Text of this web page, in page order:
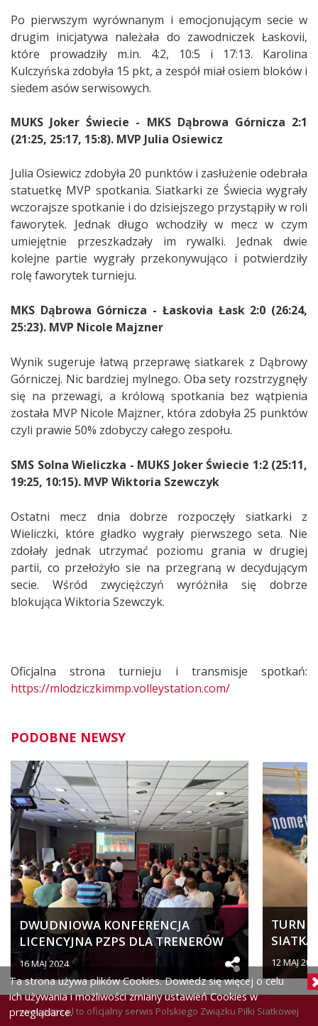
Ta strona używa plików Cookies. Dowiedz się więcej o celu
ich używania i możliwości zmiany ustawień Cookies w
przeglądarce.
Po pierwszym wyrównanym i emocjonującym secie w
drugim inicjatywa należała do zawodniczek Łaskovii,
które prowadziły m.in. 4:2, 10:5 i 17:13. Karolina
Kulczyńska zdobyła 15 pkt, a zespół miał osiem bloków i
siedem asów serwisowych.
MUKS Joker Świecie - MKS Dąbrowa Górnicza 2:1
(21:25, 25:17, 15:8). MVP Julia Osiewicz
Julia Osiewicz zdobyła 20 punktów i zasłużenie odebrała
statuetkę MVP spotkania. Siatkarki ze Świecia wygrały
wczorajsze spotkanie i do dzisiejszego przystąpiły w roli
faworytek. Jednak długo wchodziły w mecz w czym
umiejętnie przeszkadzały im rywalki. Jednak dwie
kolejne partie wygrały przekonywująco i potwierdziły
rolę faworytek turnieju.
MKS Dąbrowa Górnicza - Łaskovia Łask 2:0 (26:24,
25:23). MVP Nicole Majzner
Wynik sugeruje łatwą przeprawę siatkarek z Dąbrowy
Górniczej. Nic bardziej mylnego. Oba sety rozstrzygnęły
się na przewagi, a królową spotkania bez wątpienia
została MVP Nicole Majzner, która zdobyła 25 punktów
czyli prawie 50% zdobyczy całego zespołu.
SMS Solna Wieliczka - MUKS Joker Świecie 1:2 (25:11,
19:25, 10:15). MVP Wiktoria Szewczyk
Ostatni mecz dnia dobrze rozpoczęły siatkarki z
Wieliczki, które gładko wygrały pierwszego seta. Nie
zdołały jednak utrzymać poziomu grania w drugiej
partii, co przełożyło sie na przegraną w decydującym
secie. Wśród zwyciężczyń wyróżniła się dobrze
blokująca Wiktoria Szewczyk.
Oficjalna strona turnieju i transmisje spotkań:
https://mlodziczkimmp.volleystation.com/
PODOBNE NEWSY
DWUDNIOWA KONFERENCJA
LICENCYJNA PZPS DLA TRENERÓW
SZCZEBLA...
16 MAJ 2024 12 MAJ
www.pzps.pl to oficjalny serwis Polskiego Związku Piłki Siatkowej